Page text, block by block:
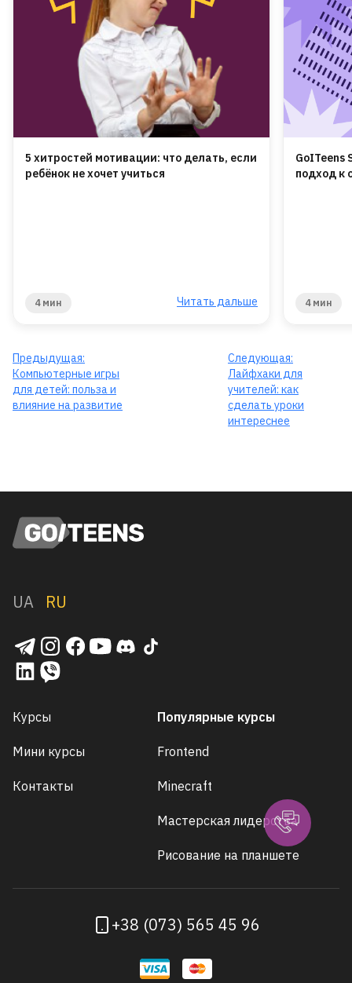
5 хитростей мотивации: что делать, если
ребёнок не хочет учиться
4 мин Читать дальше
GoITeens
подход к
4 мин
Предыдущая:
Компьютерные игры
для детей: польза и
влияние на развитие
Следующая:
Лайфхаки для
учителей: как
сделать уроки
интереснее
UA RU
Курсы
Мини курсы
Контакты
Популярные курсы
Frontend
Minecraft
Мастерская лидерства
Рисование на планшете
+38 (073) 565 45 96